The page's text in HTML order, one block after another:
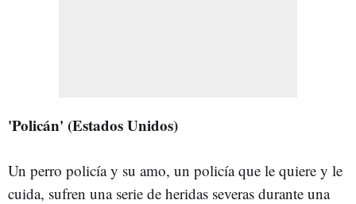
'Policán' (Estados Unidos)
Un perro policía y su amo, un policía que le quiere y le
cuida, sufren una serie de heridas severas durante una